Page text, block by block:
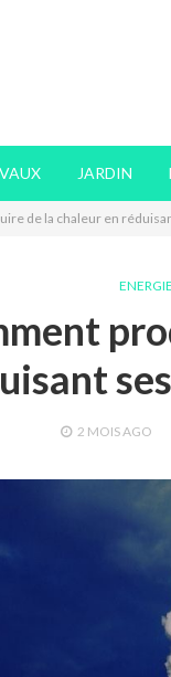
JARDIN
de la chaleur en
ENERGIE
2 MOISAGO